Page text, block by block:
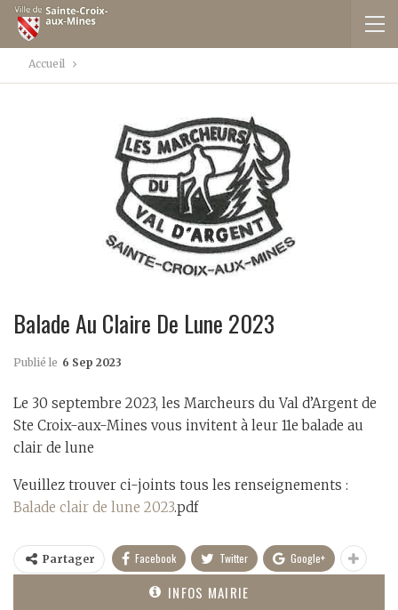
Accueil
Balade Au Claire De Lune 2023
Publié le 6 Sep 2023
Le 30 septembre 2023, les Marcheurs du Val d’Argent de
Ste Croix-aux-Mines vous invitent à leur 11e balade au
clair de lune
Veuillez trouver ci-joints tous les renseignements :
Balade clair de lune 2023.pdf
Partager Facebook Twitter Google+
INFOS MAIRIE